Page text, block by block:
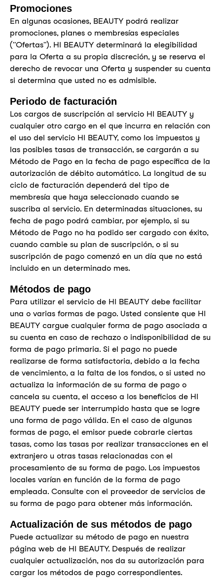
Promociones
En algunas ocasiones, BEAUTY podrá realizar
promociones, planes o membresías especiales
("Ofertas"). HI BEAUTY determinará la elegibilidad
para la Oferta a su propia discreción, y se reserva el
derecho de revocar una Oferta y suspender su cuenta
si determina que usted no es admisible.
Periodo de facturación
Los cargos de suscripción al servicio HI BEAUTY y
cualquier otro cargo en el que incurra en relación con
el uso del servicio HI BEAUTY, como los impuestos y
las posibles tasas de transacción, se cargarán a su
Método de Pago en la fecha de pago específica de la
autorización de débito automático. La longitud de su
ciclo de facturación dependerá del tipo de
membresía que haya seleccionado cuando se
suscriba al servicio. En determinadas situaciones, su
fecha de pago podrá cambiar, por ejemplo, si su
Método de Pago no ha podido ser cargado con éxito,
cuando cambie su plan de suscripción, o si su
suscripción de pago comenzó en un día que no está
incluido en un determinado mes.
Métodos de pago
Para utilizar el servicio de HI BEAUTY debe facilitar
una o varias formas de pago. Usted consiente que HI
BEAUTY cargue cualquier forma de pago asociada a
su cuenta en caso de rechazo o indisponibilidad de su
forma de pago primaria. Si el pago no puede
realizarse de forma satisfactoria, debido a la fecha
de vencimiento, a la falta de los fondos, o si usted no
actualiza la información de su forma de pago o
cancela su cuenta, el acceso a los beneficios de HI
BEAUTY puede ser interrumpido hasta que se logre
una forma de pago válida. En el caso de algunas
formas de pago, el emisor puede cobrarle ciertas
tasas, como las tasas por realizar transacciones en el
extranjero u otras tasas relacionadas con el
procesamiento de su forma de pago. Los impuestos
locales varían en función de la forma de pago
empleada. Consulte con el proveedor de servicios de
su forma de pago para obtener más información.
Actualización de sus métodos de pago
Puede actualizar su método de pago en nuestra
página web de HI BEAUTY. Después de realizar
cualquier actualización, nos da su autorización para
cargar los métodos de pago correspondientes.